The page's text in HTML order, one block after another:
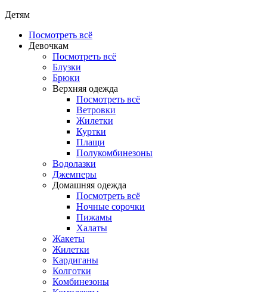
Детям
Посмотреть всё
Девочкам
Посмотреть всё
Блузки
Брюки
Верхняя одежда
Посмотреть всё
Ветровки
Жилетки
Куртки
Плащи
Полукомбинезоны
Водолазки
Джемперы
Домашняя одежда
Посмотреть всё
Ночные сорочки
Пижамы
Халаты
Жакеты
Жилетки
Кардиганы
Колготки
Комбинезоны